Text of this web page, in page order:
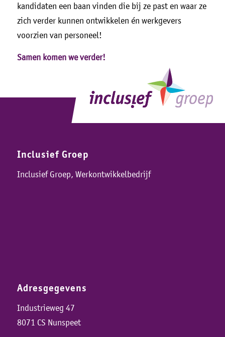
kandidaten een baan vinden die bij ze past en waar ze
zich verder kunnen ontwikkelen én werkgevers
voorzien van personeel!
Samen komen we verder!
Inclusief Groep
Inclusief Groep, Werkontwikkelbedrijf
Adresgegevens
Industrieweg 47
8071 CS Nunspeet